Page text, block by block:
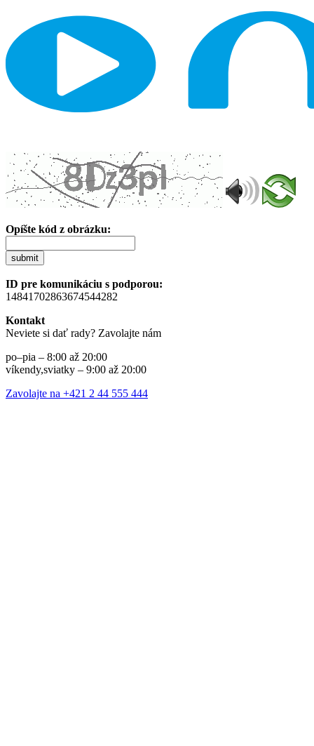
Opíšte kód z obrázku:
submit
ID pre komunikáciu s podporou:
14841702863674544282
Kontakt
Neviete si dať rady? Zavolajte nám
po–pia – 8:00 až 20:00
víkendy,sviatky – 9:00 až 20:00
Zavolajte na +421 2 44 555 444